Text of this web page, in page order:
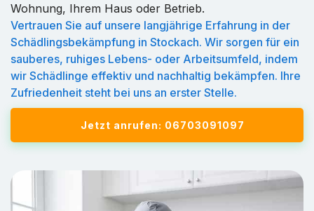
Wohnung, Ihrem Haus oder Betrieb.
Vertrauen Sie auf unsere langjährige Erfahrung in der
Schädlingsbekämpfung in Stockach. Wir sorgen für ein
sauberes, ruhiges Lebens- oder Arbeitsumfeld, indem
wir Schädlinge effektiv und nachhaltig bekämpfen. Ihre
Zufriedenheit steht bei uns an erster Stelle.
Jetzt anrufen: 06703091097